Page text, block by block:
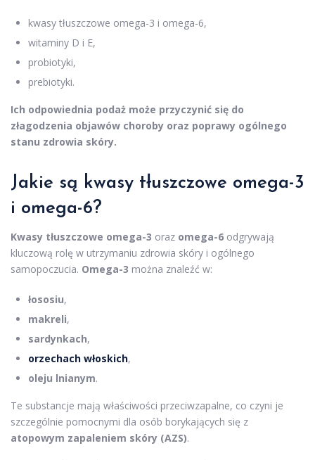
kwasy tłuszczowe omega-3 i omega-6,
witaminy D i E,
probiotyki,
prebiotyki.
Ich odpowiednia podaż może przyczynić się do
złagodzenia objawów choroby oraz poprawy ogólnego
stanu zdrowia skóry.
Jakie są kwasy tłuszczowe omega-3
i omega-6?
Kwasy tłuszczowe omega-3 oraz omega-6 odgrywają
kluczową rolę w utrzymaniu zdrowia skóry i ogólnego
samopoczucia. Omega-3 można znaleźć w:
łososiu,
makreli,
sardynkach,
orzechach włoskich,
oleju lnianym.
Te substancje mają właściwości przeciwzapalne, co czyni je
szczególnie pomocnymi dla osób borykających się z
atopowym zapaleniem skóry (AZS).